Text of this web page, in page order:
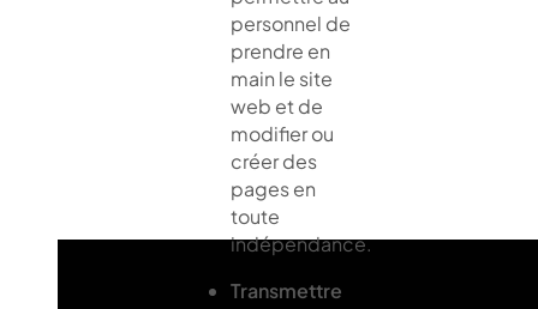
personnel de
prendre en
main le site
web et de
modifier ou
créer des
pages en
toute
indépendance.
Transmettre